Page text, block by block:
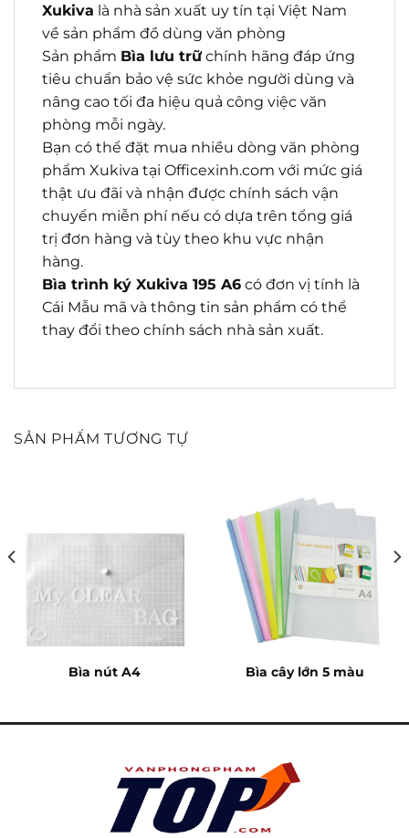
Xukiva là nhà sản xuất uy tín tại Việt Nam
về sản phẩm đồ dùng văn phòng
Sản phẩm Bìa lưu trữchính hãng đáp ứng
tiêu chuẩn bảo vệ sức khỏe người dùng và
nâng cao tối đa hiệu quả công việc văn
phòng mỗi ngày.
Bạn có thể đặt mua nhiều dòng văn phòng
phẩm Xukiva tại Officexinh.com với mức giá
thật ưu đãi và nhận được chính sách vận
chuyển miễn phí nếu có dựa trên tổng giá
trị đơn hàng và tùy theo khu vực nhận
hàng.
Bìa trình ký Xukiva 195 A6 có đơn vị tính là
Cái Mẫu mã và thông tin sản phẩm có thể
thay đổi theo chính sách nhà sản xuất.
SẢN PHẨM TƯƠNG TỰ
Bìa nút A4 Bìa cây lớn 5 màu